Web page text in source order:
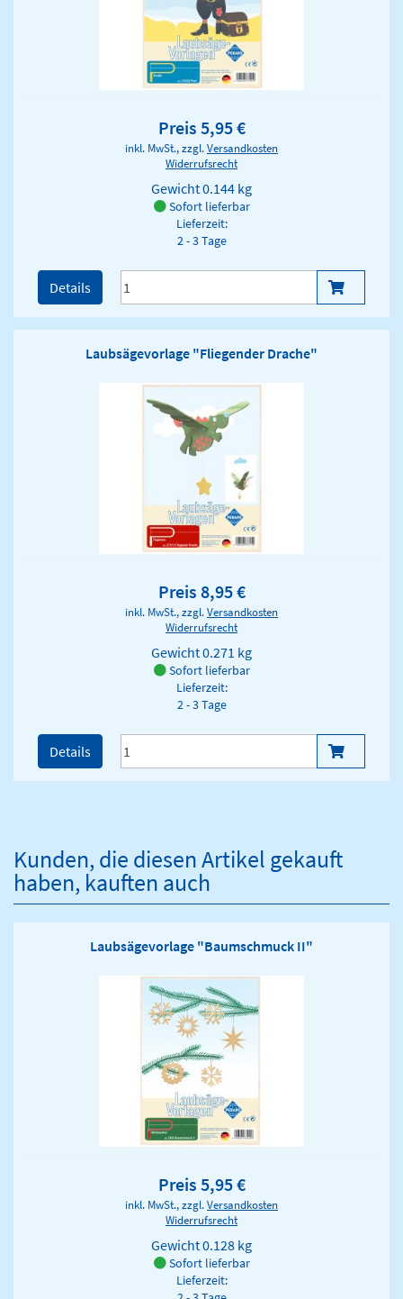
Preis 5,95 €
inkl. MwSt., zzgl.Versandkosten
Widerrufsrecht
Gewicht0.144 kg
Sofort lieferbar
Lieferzeit:
2 - 3 Tage
Details
Laubsägevorlage "Fliegender Drache"
Preis 8,95 €
inkl. MwSt., zzgl.Versandkosten
Widerrufsrecht
Gewicht0.271 kg
Sofort lieferbar
Lieferzeit:
2 - 3 Tage
Details
Kunden, die diesen Artikel gekauft
haben, kauften auch
Laubsägevorlage "Baumschmuck II"
Preis 5,95 €
inkl. MwSt., zzgl.Versandkosten
Widerrufsrecht
Gewicht0.128 kg
Sofort lieferbar
Lieferzeit: